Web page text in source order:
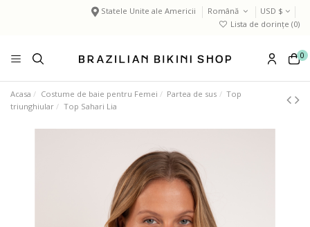
Statele Unite ale Americii Română
USD $
Lista de dorințe (0)
0
Acasa Costume de baie pentru Femei Partea de sus
Top
triunghiular
Top Sahari Lia